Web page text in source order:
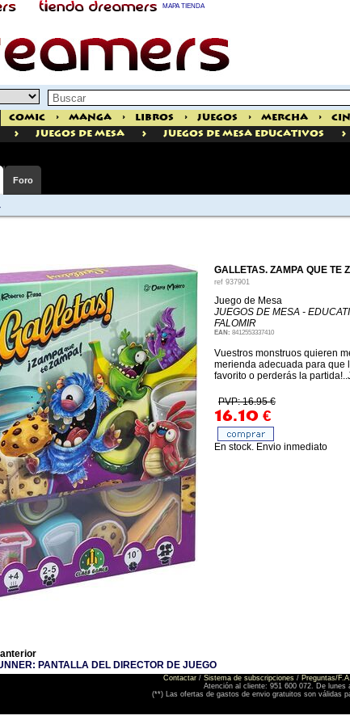
MAPA TIENDA
Comic > Manga > Libros > Juegos > Mercha >
> Juegos de Mesa > Juegos De Mesa Educativos >
Foro
GALLETAS. ZAMPA QUE TE
ref 937901
Juego de Mesa
JUEGOS DE MESA -
FALOMIR
EAN: 8412553337410
Vuestros monstruos quieren
merienda adecuada para que
favorito o perderás la
PVP: 16.95 €
16.10 €
En stock. Envio inmediato
PANTALLA DEL DIRECTOR DE JUEGO
Contactar / Sistema de subscripciones / Preguntas/
Atención al cliente: 951 600 072. De lunes
(**) Las ofertas de gastos de envio gratuitos son válidas